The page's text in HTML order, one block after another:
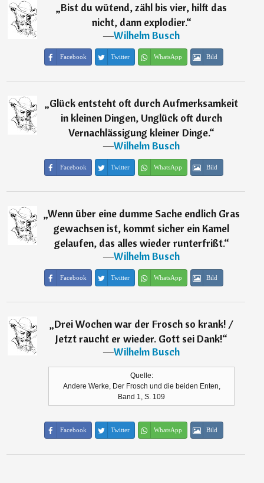
„Bist du wütend, zähl bis vier, hilft das
nicht, dann explodier.“
―Wilhelm Busch
Facebook Twitter WhatsApp Bild
„Glück entsteht oft durch Aufmerksamkeit
in kleinen Dingen, Unglück oft durch
Vernachlässigung kleiner Dinge.“
―Wilhelm Busch
Facebook Twitter WhatsApp Bild
„Wenn über eine dumme Sache endlich Gras
gewachsen ist, kommt sicher ein Kamel
gelaufen, das alles wieder runterfrißt.“
―Wilhelm Busch
Facebook Twitter WhatsApp Bild
„Drei Wochen war der Frosch so krank! /
Jetzt raucht er wieder. Gott sei Dank!“
―Wilhelm Busch
Quelle:
Andere Werke, Der Frosch und die beiden Enten,
Band 1, S. 109
Facebook Twitter WhatsApp Bild